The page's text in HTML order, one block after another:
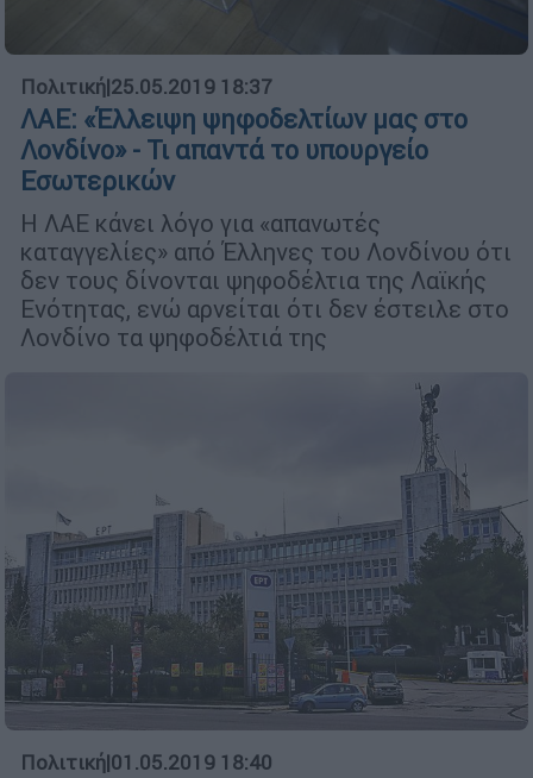
Πολιτική|25.05.2019 18:37
ΛΑΕ: «Έλλειψη ψηφοδελτίων μας στο
Λονδίνο» - Τι απαντά το υπουργείο
Εσωτερικών
Η ΛΑΕ κάνει λόγο για «απανωτές
καταγγελίες» από Έλληνες του Λονδίνου ότι
δεν τους δίνονται ψηφοδέλτια της Λαϊκής
Ενότητας, ενώ αρνείται ότι δεν έστειλε στο
Λονδίνο τα ψηφοδέλτιά της
Πολιτική|01.05.2019 18:40